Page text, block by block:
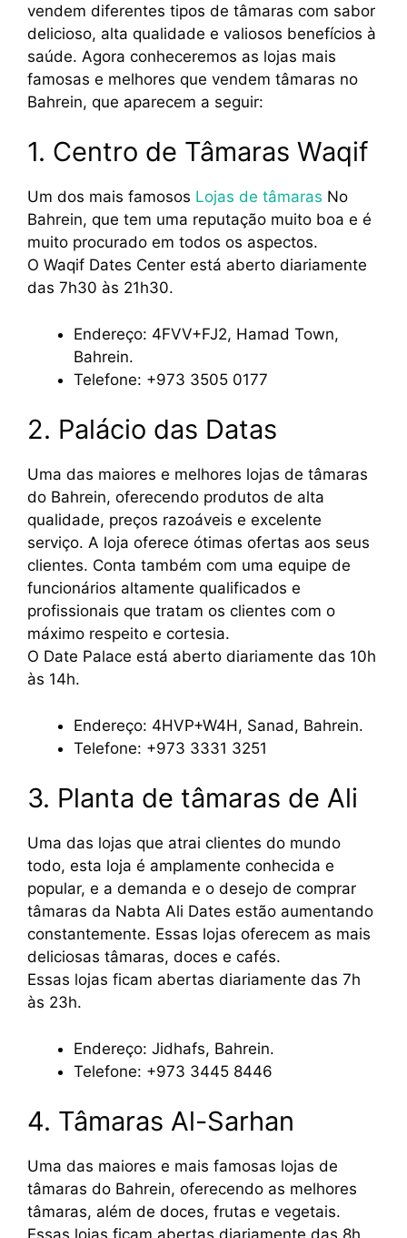
vendem diferentes tipos de tâmaras com sabor
delicioso, alta qualidade e valiosos benefícios à
saúde. Agora conheceremos as lojas mais
famosas e melhores que vendem tâmaras no
Bahrein, que aparecem a seguir:
1. Centro de Tâmaras Waqif
Um dos mais famosos Lojas de tâmaras No
Bahrein, que tem uma reputação muito boa e é
muito procurado em todos os aspectos.
O Waqif Dates Center está aberto diariamente
das 7h30 às 21h30.
Endereço: 4FVV+FJ2, Hamad Town,
Bahrein.
Telefone: +973 3505 0177
2. Palácio das Datas
Uma das maiores e melhores lojas de tâmaras
do Bahrein, oferecendo produtos de alta
qualidade, preços razoáveis e excelente
serviço. A loja oferece ótimas ofertas aos seus
clientes. Conta também com uma equipe de
funcionários altamente qualificados e
profissionais que tratam os clientes com o
máximo respeito e cortesia.
O Date Palace está aberto diariamente das 10h
às 14h.
Endereço: 4HVP+W4H, Sanad, Bahrein.
Telefone: +973 3331 3251
3. Planta de tâmaras de Ali
Uma das lojas que atrai clientes do mundo
todo, esta loja é amplamente conhecida e
popular, e a demanda e o desejo de comprar
tâmaras da Nabta Ali Dates estão aumentando
constantemente. Essas lojas oferecem as mais
deliciosas tâmaras, doces e cafés.
Essas lojas ficam abertas diariamente das 7h
às 23h.
Endereço: Jidhafs, Bahrein.
Telefone: +973 3445 8446
4. Tâmaras Al-Sarhan
Uma das maiores e mais famosas lojas de
tâmaras do Bahrein, oferecendo as melhores
tâmaras, além de doces, frutas e vegetais.
Essas lojas ficam abertas diariamente das 8h